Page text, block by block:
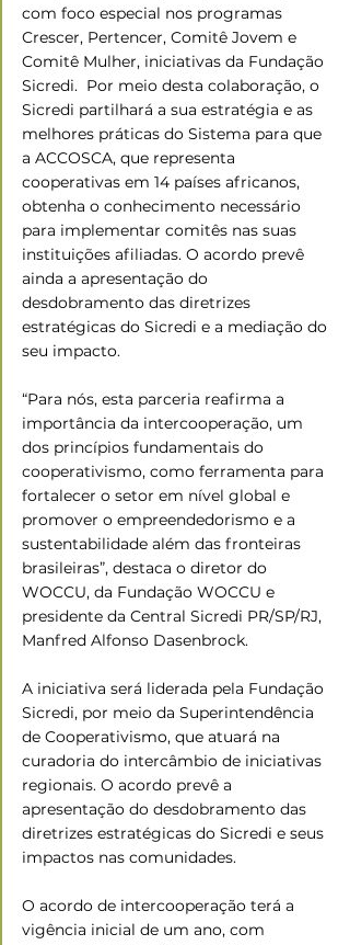
com foco especial nos programas
Crescer, Pertencer, Comitê Jovem e
Comitê Mulher, iniciativas da Fundação
Sicredi.  Por meio desta colaboração, o
Sicredi partilhará a sua estratégia e as
melhores práticas do Sistema para que
a ACCOSCA, que representa
cooperativas em 14 países africanos,
obtenha o conhecimento necessário
para implementar comitês nas suas
instituições afiliadas. O acordo prevê
ainda a apresentação do
desdobramento das diretrizes
estratégicas do Sicredi e a mediação do
seu impacto.
“Para nós, esta parceria reafirma a
importância da intercooperação, um
dos princípios fundamentais do
cooperativismo, como ferramenta para
fortalecer o setor em nível global e
promover o empreendedorismo e a
sustentabilidade além das fronteiras
brasileiras”, destaca o diretor do
WOCCU, da Fundação WOCCU e
presidente da Central Sicredi PR/SP/RJ,
Manfred Alfonso Dasenbrock.
A iniciativa será liderada pela Fundação
Sicredi, por meio da Superintendência
de Cooperativismo, que atuará na
curadoria do intercâmbio de iniciativas
regionais. O acordo prevê a
apresentação do desdobramento das
diretrizes estratégicas do Sicredi e seus
impactos nas comunidades.
O acordo de intercooperação terá a
vigência inicial de um ano, com